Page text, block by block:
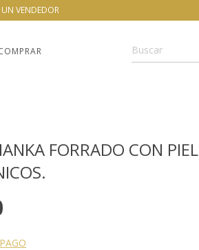
VENDEDOR
FORRADO CON PIEL